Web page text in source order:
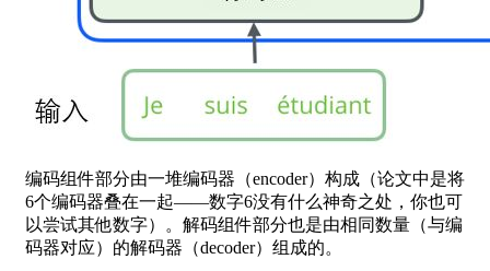
编码组件部分由一堆编码器（encoder）构成（论文中是将
6个编码器叠在一起——数字6没有什么神奇之处，你也可
以尝试其他数字）。解码组件部分也是由相同数量（与编
码器对应）的解码器（decoder）组成的。